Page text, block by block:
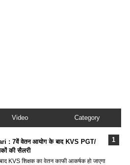
Video Category
: 7वें वेतन आयोग के बाद KVS PGT/
की सैलरी
KVS शिक्षक का वेतन काफी आकर्षक हो जाएगा